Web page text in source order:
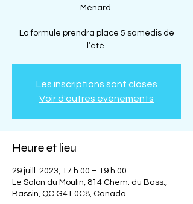
Ménard.
La formule prendra place 5 samedis de
l’été.
Les inscriptions sont closes
Voir d'autres événements
Heure et lieu
29 juill. 2023, 17 h 00 – 19 h 00
Le Salon du Moulin, 814 Chem. du Bass.,
Bassin, QC G4T 0C8, Canada